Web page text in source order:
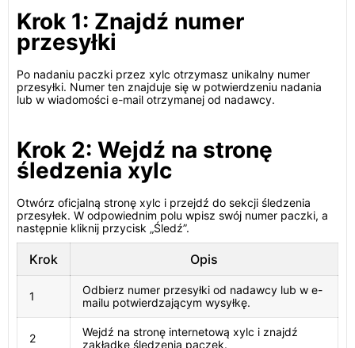
Krok 1: Znajdź numer
przesyłki
Po nadaniu paczki przez xylc otrzymasz unikalny numer
przesyłki. Numer ten znajduje się w potwierdzeniu nadania
lub w wiadomości e-mail otrzymanej od nadawcy.
Krok 2: Wejdź na stronę
śledzenia xylc
Otwórz oficjalną stronę xylc i przejdź do sekcji śledzenia
przesyłek. W odpowiednim polu wpisz swój numer paczki, a
następnie kliknij przycisk „Śledź”.
Krok Opis
1
Odbierz numer przesyłki od nadawcy lub w e-
mailu potwierdzającym wysyłkę.
2
Wejdź na stronę internetową xylc i znajdź
zakładkę śledzenia paczek.